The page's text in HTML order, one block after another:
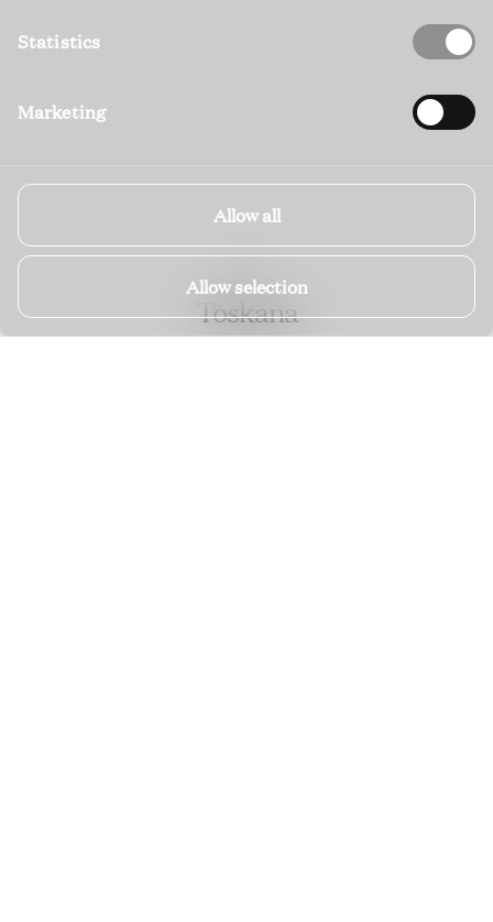
Statistics
Marketing
Allow all
Allow selection
ITALY
Toskana